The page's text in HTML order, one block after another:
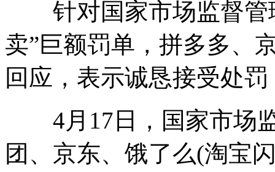
针对国家市场监督管
卖”巨额罚单，拼多多、
回应，表示诚恳接受处
4月17日，国家市场监
团、京东、饿了么(淘宝